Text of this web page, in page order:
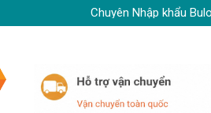
Chuyên Nhập khẩu